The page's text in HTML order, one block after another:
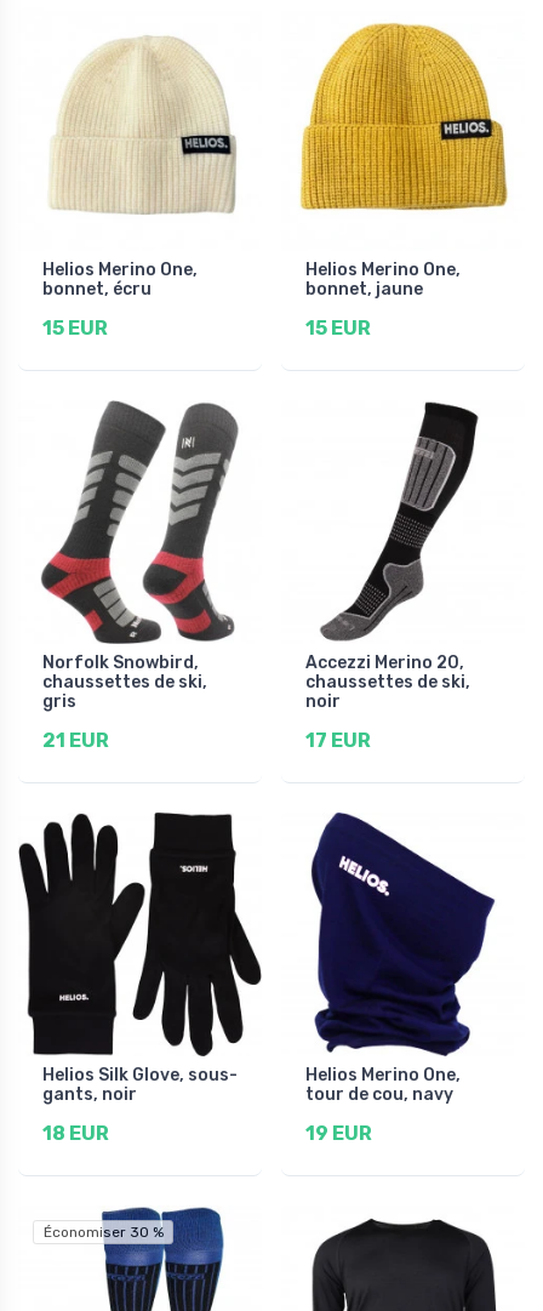
Helios Merino One,
bonnet, écru
15 EUR
Helios Merino One,
bonnet, jaune
15 EUR
Norfolk Snowbird,
chaussettes de ski,
gris
21 EUR
Accezzi Merino 20,
chaussettes de ski,
noir
17 EUR
Helios Silk Glove, sous-
gants, noir
18 EUR
Helios Merino One,
tour de cou, navy
19 EUR
Économiser 30 %